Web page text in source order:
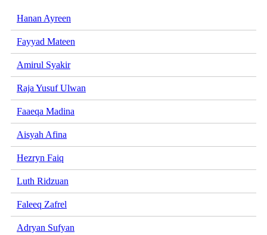
Hanan Ayreen
Fayyad Mateen
Amirul Syakir
Raja Yusuf Ulwan
Faaeqa Madina
Aisyah Afina
Hezryn Faiq
Luth Ridzuan
Faleeq Zafrel
Adryan Sufyan